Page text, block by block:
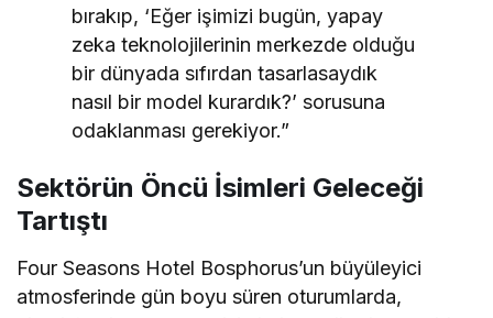
bırakıp, ‘Eğer işimizi bugün, yapay
zeka teknolojilerinin merkezde olduğu
bir dünyada sıfırdan tasarlasaydık
nasıl bir model kurardık?’ sorusuna
odaklanması gerekiyor.”
Sektörün Öncü İsimleri Geleceği
Tartıştı
Four Seasons Hotel Bosphorus’un büyüleyici
atmosferinde gün boyu süren oturumlarda,